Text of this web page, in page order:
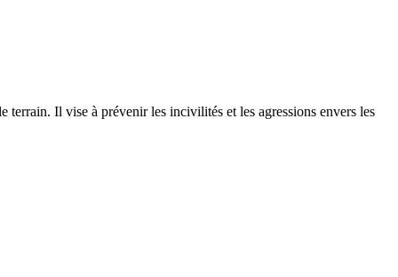
terrain. Il vise à prévenir les incivilités et les agressions envers les